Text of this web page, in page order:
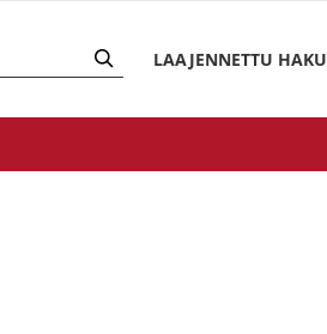
LAAJENNETTU HAKU
HAKU